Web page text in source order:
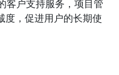
客户支持服务，项目管
度，促进用户的长期使